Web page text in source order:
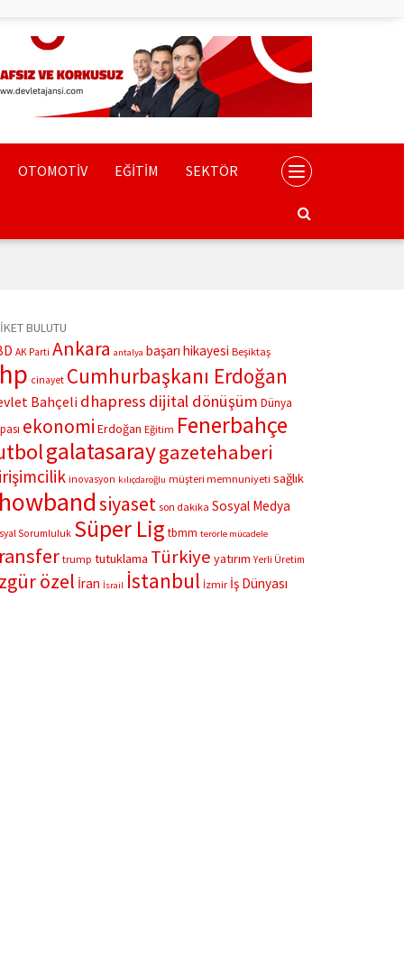
OTOMOTİV EĞİTİM SEKTÖR
BULUTU
AK Parti Ankara antalya başarı hikayesi Beşiktaş
cinayet Cumhurbaşkanı Erdoğan
Bahçeli dhapress dijital dönüşüm Dünya
ekonomi Erdoğan Eğitim Fenerbahçe
galatasaraygazetehaberi
inovasyon kılıçdaroğlu müşteri memnuniyeti sağlık
siyaset son dakika Sosyal Medya
Sorumluluk Süper Lig tbmm terörle mücadele
trump tutuklama Türkiye yatırım Yerli Üretim
özel İran İsrail İstanbul İzmir İş Dünyası